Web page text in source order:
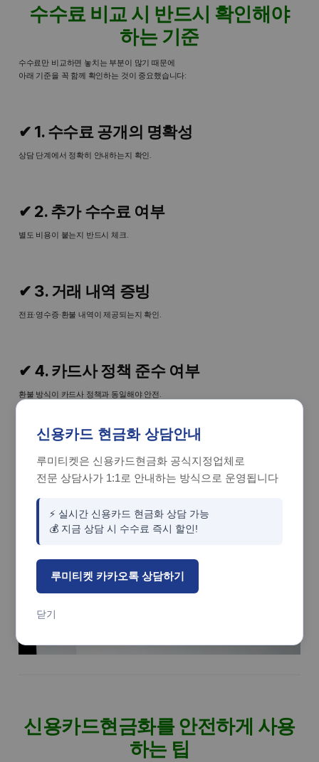
수수료 비교 시 반드시 확인해야
하는 기준
수수료만 비교하면 놓치는 부분이 많기 때문에
아래 기준을 꼭 함께 확인하는 것이 중요했습니다:
✔ 1. 수수료 공개의 명확성
상담 단계에서 정확히 안내하는지 확인.
✔ 2. 추가 수수료 여부
별도 비용이 붙는지 반드시 체크.
✔ 3. 거래 내역 증빙
전표·영수증·환불 내역이 제공되는지 확인.
✔ 4. 카드사 정책 준수 여부
환불 방식이 카드사 정책과 동일해야 안전.
정식 사업자 여부는 기본 중 기본.
신용카드현금화를 안전하게 사용
하는 팁
신용카드 현금화 상담안내
루미티켓은 신용카드현금화 공식지정업체로
전문 상담사가 1:1로 안내하는 방식으로 운영됩니다
⚡ 실시간 신용카드 현금화 상담 가능
💰 지금 상담 시 수수료 즉시 할인!
루미티켓 카카오톡 상담하기
닫기